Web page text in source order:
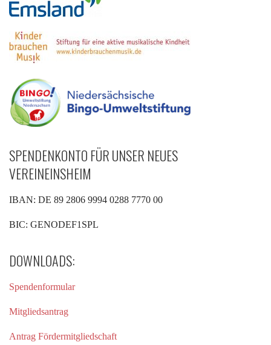
SPENDENKONTO FÜR UNSER NEUES
VEREINEINSHEIM
IBAN: DE 89 2806 9994 0288 7770 00
BIC: GENODEF1SPL
DOWNLOADS:
Spendenformular
Mitgliedsantrag
Antrag Fördermitgliedschaft